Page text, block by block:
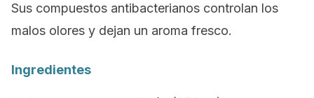
Sus compuestos antibacterianos controlan los
malos olores y dejan un aroma fresco.
Ingredientes